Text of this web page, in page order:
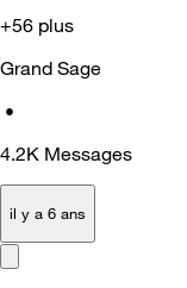
+56 plus
Grand Sage
•
4.2K Messages
il y a 6 ans